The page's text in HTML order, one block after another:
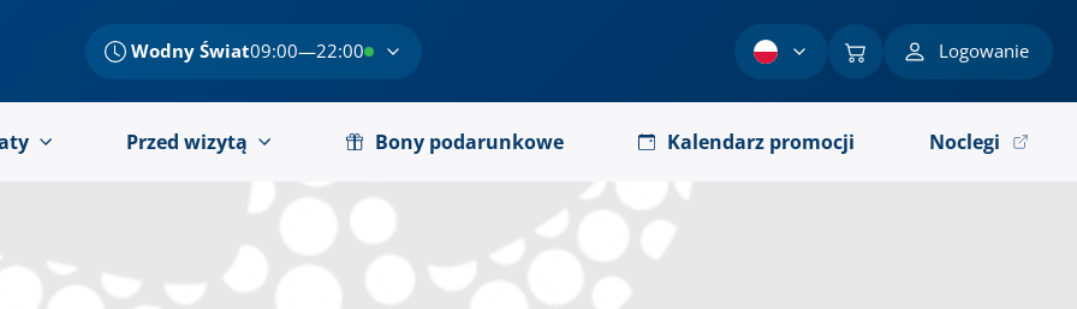
Wodny Świat09:00—22:00 Logowanie
Przed wizytą Bony podarunkowe Kalendarz promocji Noclegi